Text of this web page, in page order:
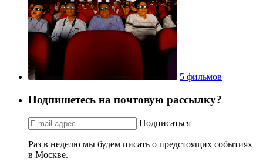
5 фильмов
Подпишетесь на почтовую рассылку?
Подписаться
Раз в неделю мы будем писать о предстоящих событиях
в Москве.